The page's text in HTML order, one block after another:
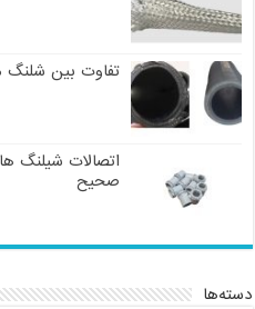
تفاوت بین
اتصالات شیلنگ
صحیح
دسته‌ها